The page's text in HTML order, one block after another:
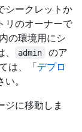
シークレットか
リのオーナーで
の環境用にシ
admin
のア
は、「デプロ
。
に移動しま